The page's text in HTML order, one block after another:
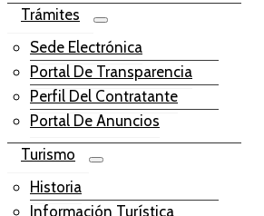
Trámites
Sede Electrónica
Portal De Transparencia
Perfil Del Contratante
Portal De Anuncios
Turismo
Historia
Información Turística